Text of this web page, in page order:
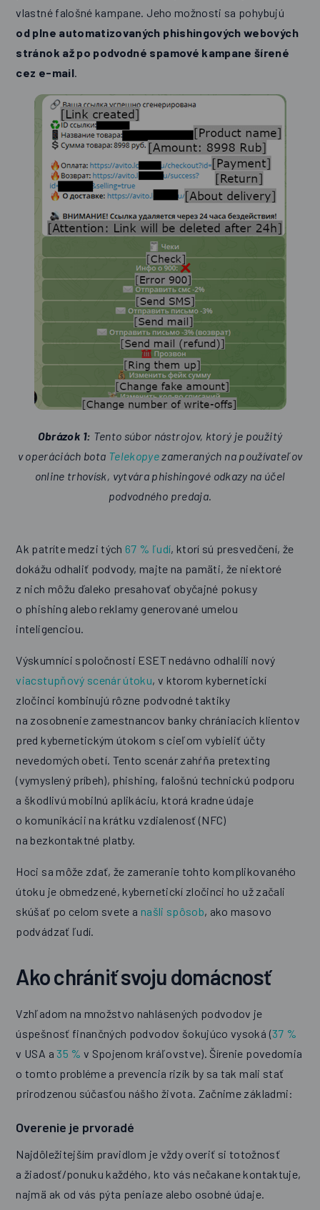
vlastné falošné kampane. Jeho možnosti sa pohybujú
od plne automatizovaných phishingových webových
stránok až po podvodné spamové kampane šírené
cez e-mail.
Obrázok 1: Tento súbor nástrojov, ktorý je použitý
v operáciách bota Telekopye zameraných na používateľov
online trhovísk, vytvára phishingové odkazy na účel
podvodného predaja.
Ak patríte medzi tých 67 % ľudí, ktorí sú presvedčení, že
dokážu odhaliť podvody, majte na pamäti, že niektoré
z nich môžu ďaleko presahovať obyčajné pokusy
o phishing alebo reklamy generované umelou
inteligenciou.
Výskumníci spoločnosti ESET nedávno odhalili nový
viacstupňový scenár útoku, v ktorom kybernetickí
zločinci kombinujú rôzne podvodné taktiky
na zosobnenie zamestnancov banky chrániacich klientov
pred kybernetickým útokom s cieľom vybieliť účty
nevedomých obetí. Tento scenár zahŕňa pretexting
(vymyslený príbeh), phishing, falošnú technickú podporu
a škodlivú mobilnú aplikáciu, ktorá kradne údaje
o komunikácii na krátku vzdialenosť (NFC)
na bezkontaktné platby.
Hoci sa môže zdať, že zameranie tohto komplikovaného
útoku je obmedzené, kybernetickí zločinci ho už začali
skúšať po celom svete a našli spôsob, ako masovo
podvádzať ľudí.
Ako chrániť svoju domácnosť
Vzhľadom na množstvo nahlásených podvodov je
úspešnosť finančných podvodov šokujúco vysoká (37 %
v USA a35 % v Spojenom kráľovstve). Šírenie povedomia
o tomto probléme a prevencia rizík by sa tak mali stať
prirodzenou súčasťou nášho života. Začnime základmi:
Overenie je prvoradé
Najdôležitejším pravidlom je vždy overiť si totožnosť
a žiadosť/ponuku každého, kto vás nečakane kontaktuje,
najmä ak od vás pýta peniaze alebo osobné údaje.